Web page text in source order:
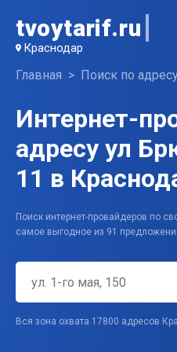
tvoytarif.ru
Краснодар
Главная Поиск по
Интернет-
адресу ул
11 в
Поиск интернет-провайдеров по
самое выгодное из 91
Вся зона охвата 17800 адресов